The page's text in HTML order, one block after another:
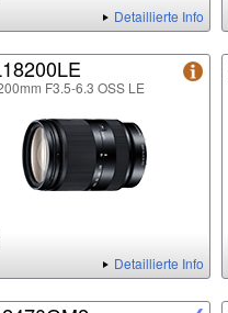
Detaillierte Info
F3.5-6.3 OSS LE
Detaillierte Info